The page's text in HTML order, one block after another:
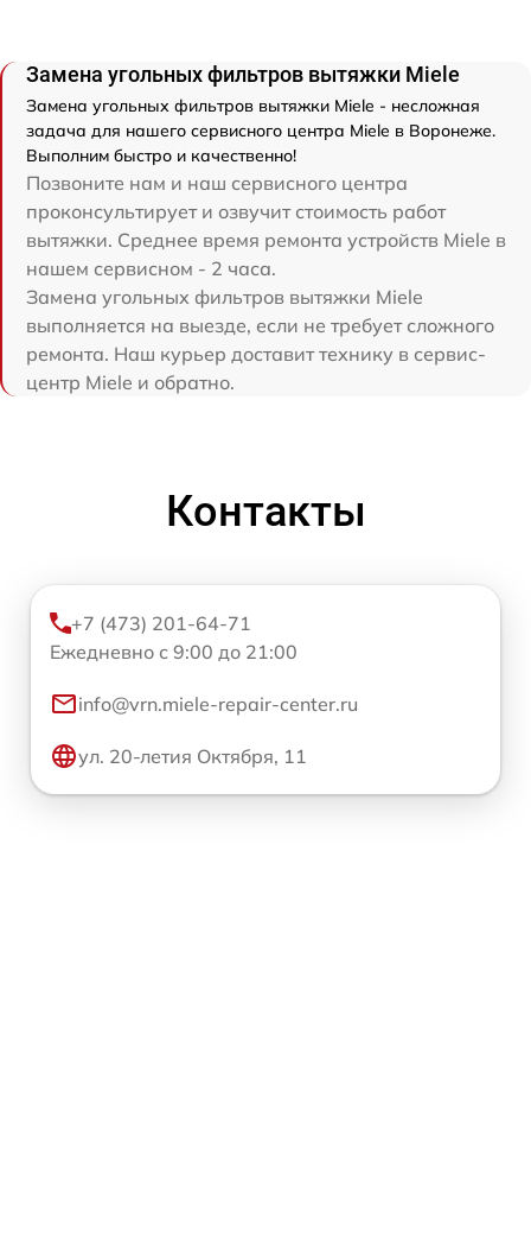
Замена угольных фильтров вытяжки Miele
Замена угольных фильтров вытяжки Miele - несложная
задача для нашего сервисного центра Miele в Воронеже.
Выполним быстро и качественно!
Позвоните нам и наш сервисного центра
проконсультирует и озвучит стоимость работ
вытяжки. Среднее время ремонта устройств Miele в
нашем сервисном - 2 часа.
Замена угольных фильтров вытяжки Miele
выполняется на выезде, если не требует сложного
ремонта. Наш курьер доставит технику в сервис-
центр Miele и обратно.
Контакты
+7 (473) 201-64-71
Ежедневно с 9:00 до 21:00
info@vrn.miele-repair-center.ru
ул. 20-летия Октября, 11